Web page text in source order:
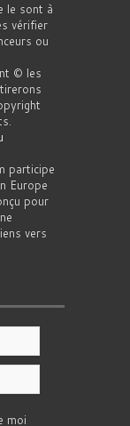
le sont à
vérifier
ou
© les
participe
Europe
pour
vers
moi